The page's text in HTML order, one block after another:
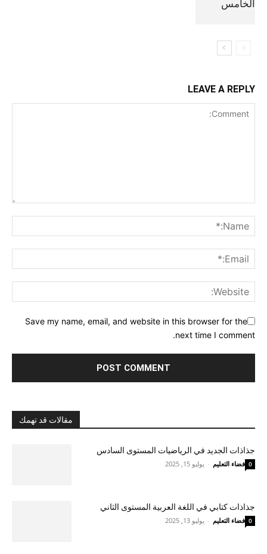
الخامس
LEAVE A REPLY
Save my name, email, and website in this browser for the
next time I comment.
مقالات قد تهمك
جذاذات الجديد في الرياضيات المستوى السادس
فضاء التعليم - يوليو 15, 2025 0
جذاذات كتابي في اللغة العربية المستوى الثاني
فضاء التعليم - يوليو 13, 2025 0